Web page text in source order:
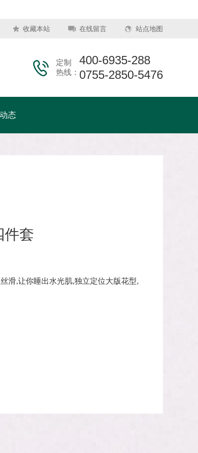
收藏本站 在线留言 站点地图
定制
热线：
400-6935-288
0755-2850-5476
态
件套
滑,让你睡出水光肌,独立定位大版花型,